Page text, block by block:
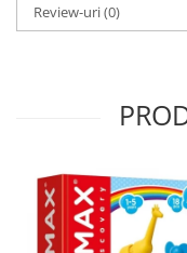
Review-uri(0)